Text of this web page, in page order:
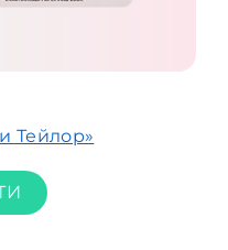
Тейлор»